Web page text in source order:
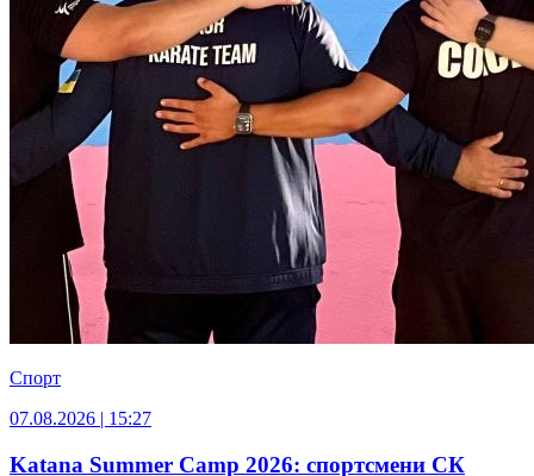
Спорт
07.08.2026 | 15:27
Katana Summer Camp 2026: спортсмени СК